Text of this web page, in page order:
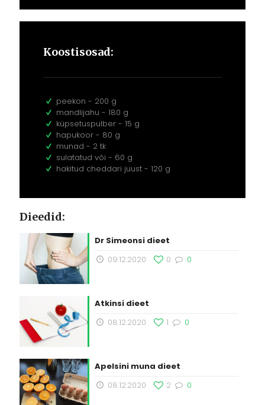
Koostisosad:
peekon - 200 g
mandlijahu - 180 g
küpsetuspulber - 15 g
hapukoor - 80 g
munad - 2 tk
sulatatud või - 60 g
hakitud cheddari juust - 120 g
Dieedid:
Dr Simeonsi dieet
09.12.2020
0
0
Atkinsi dieet
08.12.2020
0
1
Apelsini muna dieet
08.12.2020
0
2